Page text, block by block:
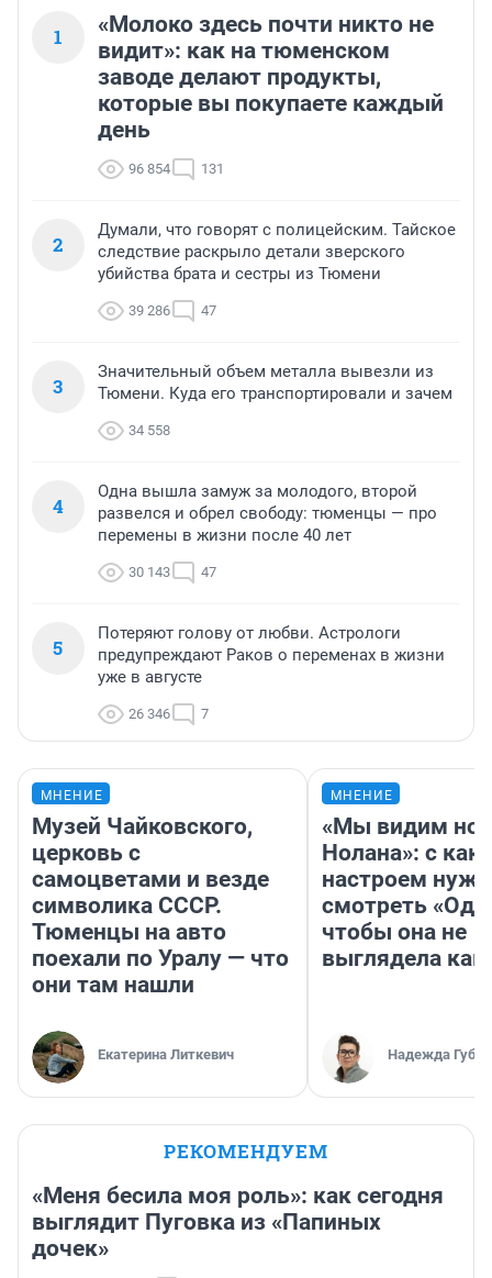
1
«Молоко здесь почти никто не
видит»: как на тюменском
заводе делают продукты,
которые вы покупаете каждый
день
96 854 131
2
Думали, что говорят с полицейским. Тайское
следствие раскрыло детали зверского
убийства брата и сестры из Тюмени
39 286 47
3
Значительный объем металла вывезли из
Тюмени. Куда его транспортировали и зачем
34 558
4
Одна вышла замуж за молодого, второй
развелся и обрел свободу: тюменцы — про
перемены в жизни после 40 лет
30 143 47
5
Потеряют голову от любви. Астрологи
предупреждают Раков о переменах в жизни
уже в августе
26 346 7
МНЕНИЕ
Музей Чайковского,
церковь с
самоцветами и везде
символика СССР.
Тюменцы на авто
поехали по Уралу — что
они там нашли
Екатерина Литкевич
МНЕНИЕ
«Мы видим
Нолана»: с
настроем
смотреть
чтобы она не
выглядела как
Надежда
РЕКОМЕНДУЕМ
«Меня бесила моя роль»: как сегодня
выглядит Пуговка из «Папиных
дочек»